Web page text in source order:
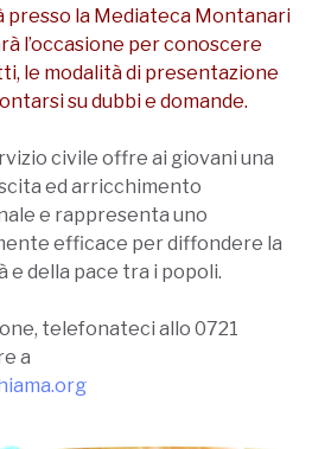
presso la Mediateca Montanari
l’occasione per conoscere
le modalità di presentazione
su dubbi e domande.
civile offre ai giovani una
ed arricchimento
e rappresenta uno
efficace per diffondere la
e della pace tra i popoli.
telefonateci allo 0721
a